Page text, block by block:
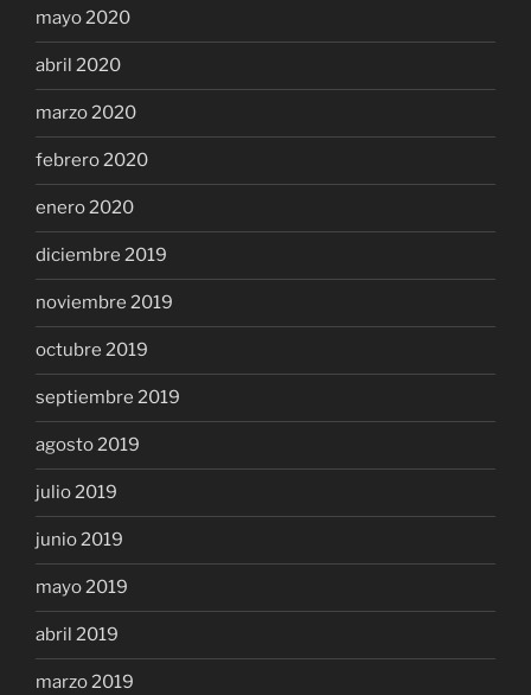
mayo 2020
abril 2020
marzo 2020
febrero 2020
enero 2020
diciembre 2019
noviembre 2019
octubre 2019
septiembre 2019
agosto 2019
julio 2019
junio 2019
mayo 2019
abril 2019
marzo 2019